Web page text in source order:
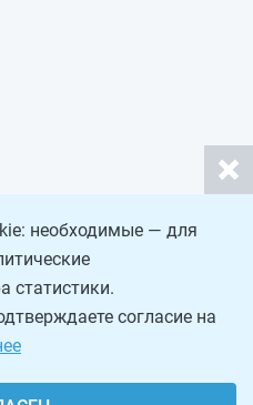
необходимые — для
статистики.
согласие на